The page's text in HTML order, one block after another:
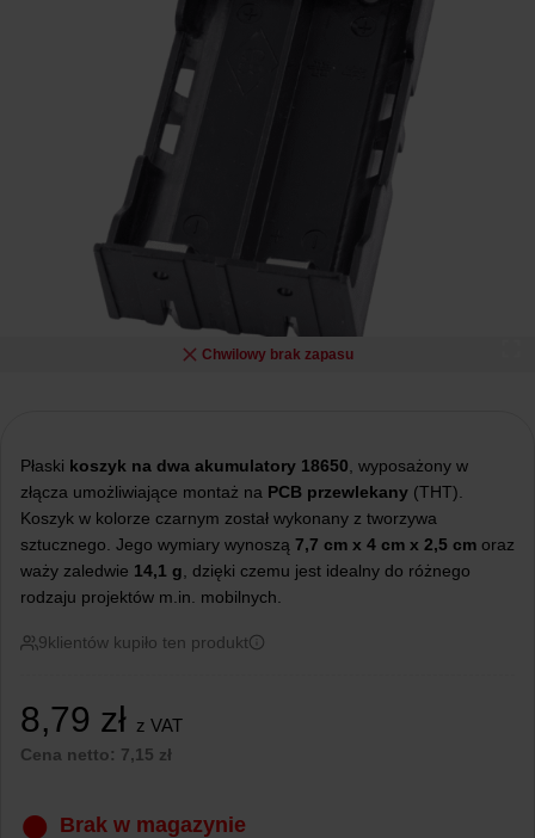
Chwilowy brak zapasu
Płaski koszyk na dwa akumulatory 18650, wyposażony w
złącza umożliwiające montaż na PCB przewlekany (THT).
Koszyk w kolorze czarnym został wykonany z tworzywa
sztucznego. Jego wymiary wynoszą 7,7 cm x 4 cm x 2,5 cm oraz
waży zaledwie 14,1 g, dzięki czemu jest idealny do różnego
rodzaju projektów m.in. mobilnych.
9klientów kupiło ten produkt
8,79 zł z VAT
Cena netto: 7,15 zł
Brak w magazynie